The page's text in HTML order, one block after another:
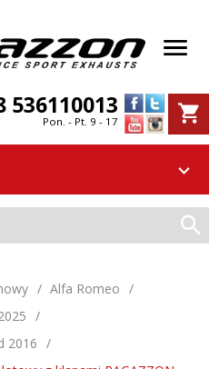
536110013
Pon. - Pt. 9 - 17
Alfa Romeo
2016